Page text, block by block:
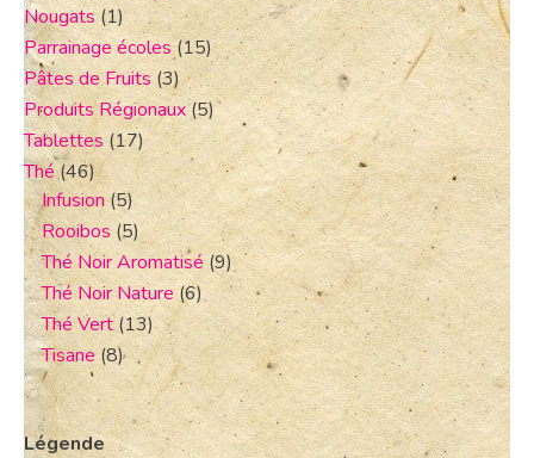
Nougats (1)
Parrainage écoles (15)
Pâtes de Fruits (3)
Produits Régionaux(5)
Tablettes(17)
Thé (46)
Infusion(5)
Rooibos (5)
Thé Noir Aromatisé (9)
Thé Noir Nature (6)
Thé Vert (13)
Tisane (8)
Légende